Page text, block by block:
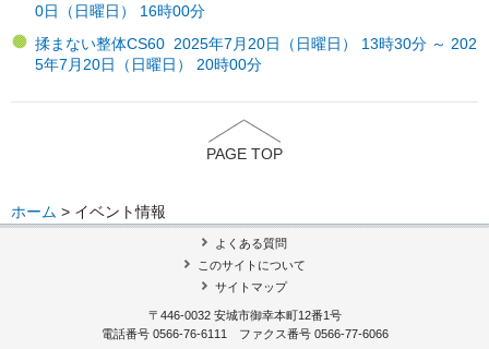
0日（日曜日） 16時00分
揉まない整体CS60 2025年7月20日（日曜日） 13時30分 ～ 202
5年7月20日（日曜日） 20時00分
PAGE TOP
ホーム > イベント情報
よくある質問
このサイトについて
サイトマップ
〒446-0032 安城市御幸本町12番1号
電話番号 0566-76-6111 ファクス番号 0566-77-6066